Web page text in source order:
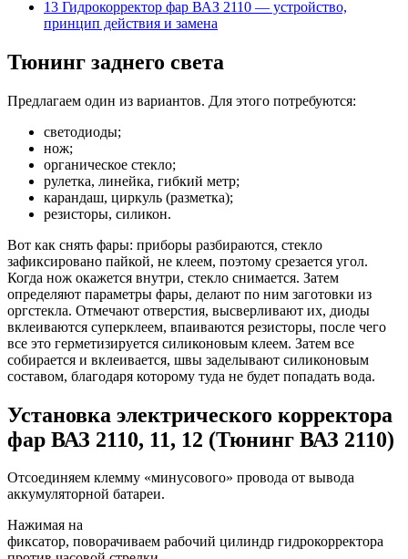
13 Гидрокорректор фар ВАЗ 2110 — устройство,
принцип действия и замена
Тюнинг заднего света
Предлагаем один из вариантов. Для этого потребуются:
светодиоды;
нож;
органическое стекло;
рулетка, линейка, гибкий метр;
карандаш, циркуль (разметка);
резисторы, силикон.
Вот как снять фары: приборы разбираются, стекло
зафиксировано пайкой, не клеем, поэтому срезается угол.
Когда нож окажется внутри, стекло снимается. Затем
определяют параметры фары, делают по ним заготовки из
оргстекла. Отмечают отверстия, высверливают их, диоды
вклеиваются суперклеем, впаиваются резисторы, после чего
все это герметизируется силиконовым клеем. Затем все
собирается и вклеивается, швы заделывают силиконовым
составом, благодаря которому туда не будет попадать вода.
Установка электрического корректора
фар ВАЗ 2110, 11, 12 (Тюнинг ВАЗ 2110)
Отсоединяем клемму «минусового» провода от вывода
аккумуляторной батареи.
Нажимая на
фиксатор, поворачиваем рабочий цилиндр гидрокорректора